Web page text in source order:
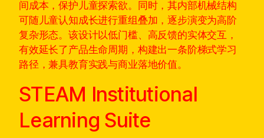
间成本，保护儿童探索欲。同时，其内部机械结构
可随儿童认知成长进行重组叠加，逐步演变为高阶
复杂形态。该设计以低门槛、高反馈的实体交互，
有效延长了产品生命周期，构建出一条阶梯式学习
路径，兼具教育实践与商业落地价值。
STEAM Institutional
Learning Suite